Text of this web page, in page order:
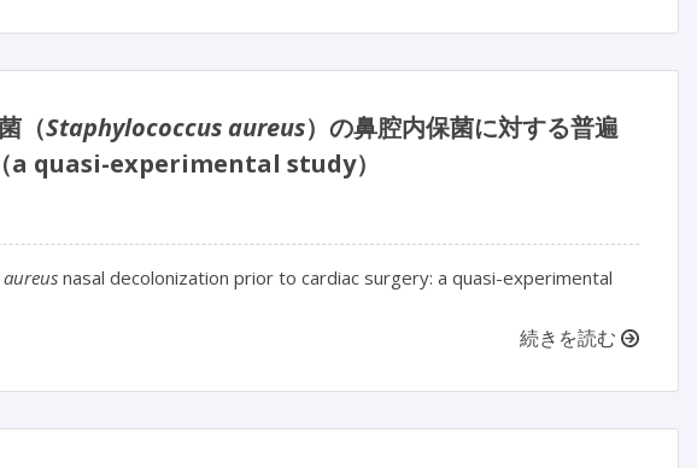
（Staphylococcus aureus）の鼻腔内保菌に対する普遍
a quasi-experimental study）
nasal decolonization prior to cardiac surgery: a quasi-experimental
続きを読む